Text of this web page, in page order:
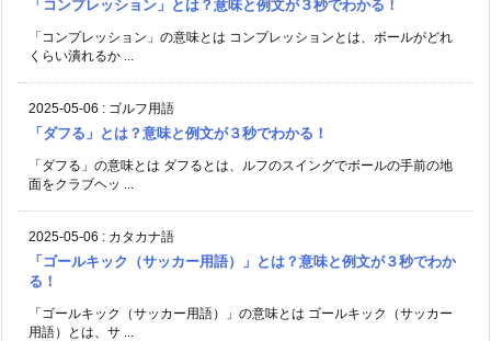
「コンプレッション」とは？意味と例文が３秒でわかる！
「コンプレッション」の意味とは コンプレッションとは、ボールがどれ
くらい潰れるか ...
2025-05-06 : ゴルフ用語
「ダフる」とは？意味と例文が３秒でわかる！
「ダフる」の意味とは ダフるとは、ルフのスイングでボールの手前の地
面をクラブヘッ ...
2025-05-06 : カタカナ語
「ゴールキック（サッカー用語）」とは？意味と例文が３秒でわか
る！
「ゴールキック（サッカー用語）」の意味とは ゴールキック（サッカー
用語）とは、サ ...